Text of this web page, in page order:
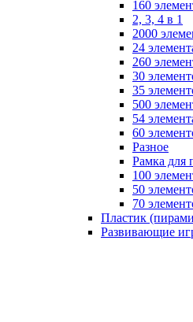
160
2, 3, 4 в 1
2000
24
260
30
35
500
54
60
Разное
Рамка для
100
50
70
Пластик
Развивающие